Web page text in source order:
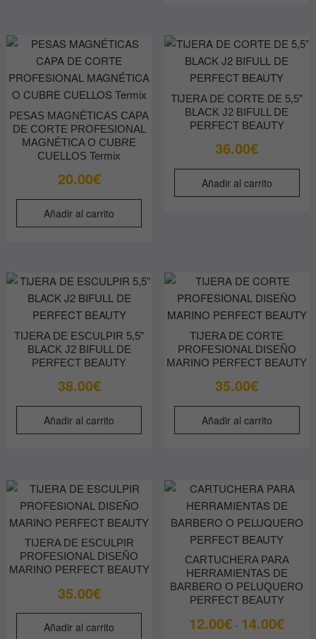
PESAS MAGNÉTICAS CAPA
DE CORTE PROFESIONAL
MAGNÉTICA O CUBRE
CUELLOS Termix
20.00€
Añadir al carrito
TIJERA DE CORTE DE 5,5”
BLACK J2 BIFULL DE
PERFECT BEAUTY
36.00€
Añadir al carrito
TIJERA DE ESCULPIR 5,5”
BLACK J2 BIFULL DE
PERFECT BEAUTY
38.00€
Añadir al carrito
TIJERA DE CORTE
PROFESIONAL DISEÑO
MARINO PERFECT BEAUTY
35.00€
Añadir al carrito
TIJERA DE ESCULPIR
PROFESIONAL DISEÑO
MARINO PERFECT BEAUTY
35.00€
Añadir al carrito
CARTUCHERA PARA
HERRAMIENTAS DE
BARBERO O PELUQUERO
PERFECT BEAUTY
12.00€ - 14.00€Rango